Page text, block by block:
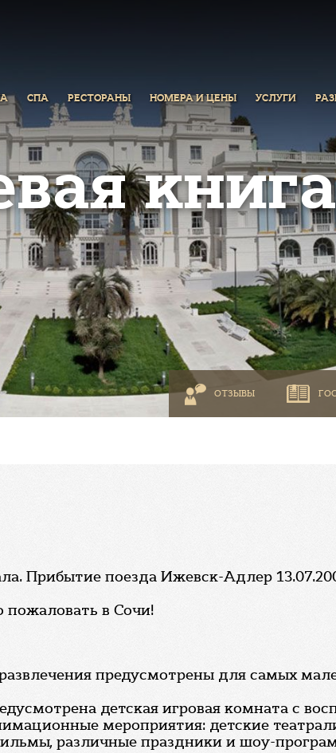
СПА РЕСТОРАНЫ НОМЕРА И ЦЕНЫ УСЛУГИ
книга
ОТЗЫВЫ
Прибытие поезда Ижевск-Адлер
пожаловать в Сочи!
предусмотрены для самых
детская игровая комната с
мероприятия: детские
различные праздники и шоу-